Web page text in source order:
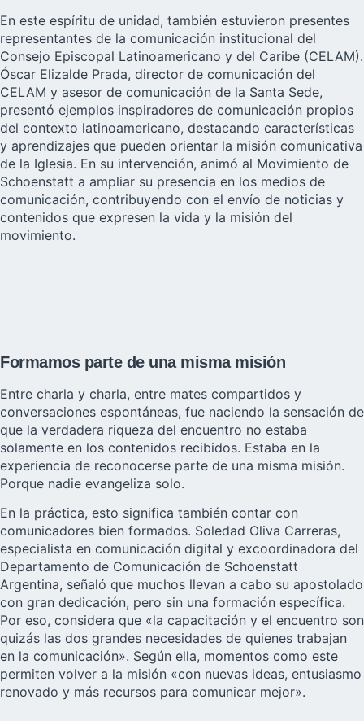
En este espíritu de unidad, también estuvieron presentes
representantes de la comunicación institucional del
Consejo Episcopal Latinoamericano y del Caribe (CELAM).
Óscar Elizalde Prada, director de comunicación del
CELAM y asesor de comunicación de la Santa Sede,
presentó ejemplos inspiradores de comunicación propios
del contexto latinoamericano, destacando características
y aprendizajes que pueden orientar la misión comunicativa
de la Iglesia. En su intervención, animó al Movimiento de
Schoenstatt a ampliar su presencia en los medios de
comunicación, contribuyendo con el envío de noticias y
contenidos que expresen la vida y la misión del
movimiento.
Formamos parte de una misma misión
Entre charla y charla, entre mates compartidos y
conversaciones espontáneas, fue naciendo la sensación de
que la verdadera riqueza del encuentro no estaba
solamente en los contenidos recibidos. Estaba en la
experiencia de reconocerse parte de una misma misión.
Porque nadie evangeliza solo.
En la práctica, esto significa también contar con
comunicadores bien formados. Soledad Oliva Carreras,
especialista en comunicación digital y excoordinadora del
Departamento de Comunicación de Schoenstatt
Argentina, señaló que muchos llevan a cabo su apostolado
con gran dedicación, pero sin una formación específica.
Por eso, considera que «la capacitación y el encuentro son
quizás las dos grandes necesidades de quienes trabajan
en la comunicación». Según ella, momentos como este
permiten volver a la misión «con nuevas ideas, entusiasmo
renovado y más recursos para comunicar mejor».